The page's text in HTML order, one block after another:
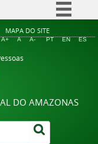
Simplifique!
à informação
Legislação
Canais
MAPA DO SITE
A+ A A- PT EN ES
DO AMAZONAS